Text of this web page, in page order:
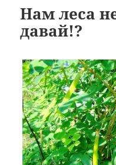
Нам леса
давай!?